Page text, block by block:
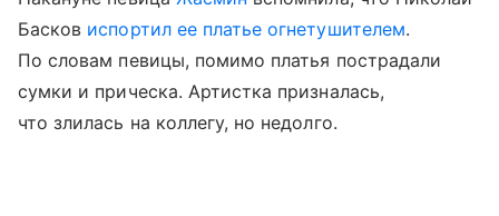
Басков испортил ее платье огнетушителем.
По словам певицы, помимо платья пострадали
сумки и прическа. Артистка призналась,
что злилась на коллегу, но недолго.